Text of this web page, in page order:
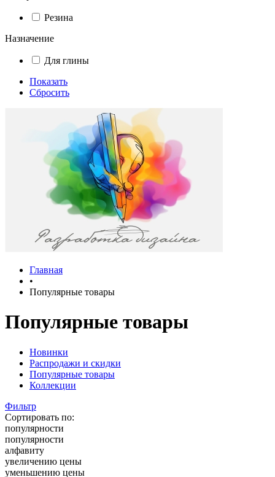
Резина
Назначение
Для глины
Показать
Сбросить
Главная
•
Популярные товары
Популярные товары
Новинки
Распродажи и скидки
Популярные товары
Коллекции
Фильтр
Сортировать по:
популярности
популярности
алфавиту
увеличению цены
уменьшению цены